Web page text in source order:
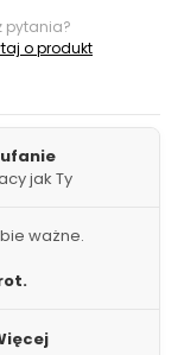
pytania?
o produkt
jak Ty
ważne.